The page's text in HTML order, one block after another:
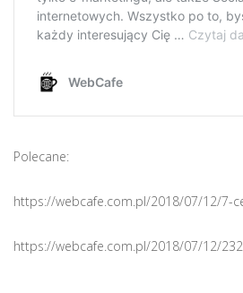
Polecane:
https://webcafe.com.pl/2018/07/12/7-
https://webcafe.com.pl/2018/07/12/